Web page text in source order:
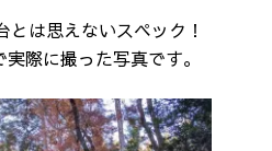
は思えないスペック！
際に撮った写真です。